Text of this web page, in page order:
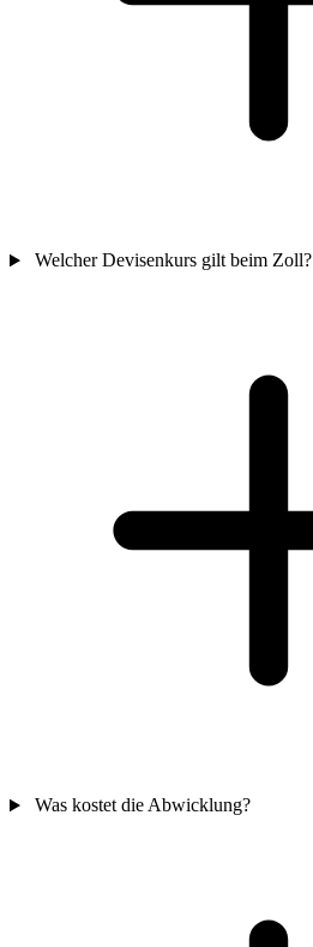
Welcher Devisenkurs gilt beim Zoll?
Was kostet die Abwicklung?